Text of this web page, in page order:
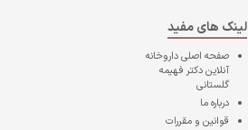
لینک های مفید
صفحه اصلیداروخانه
آنلاین دکتر فهیمه
گلستانی
درباره ما
قوانین و مقررات